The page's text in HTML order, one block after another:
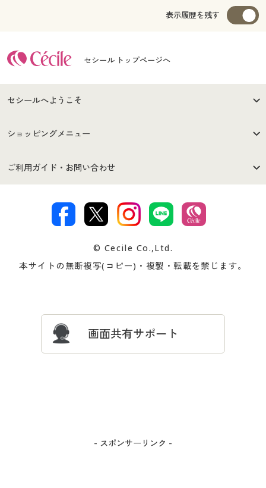
表示履歴を残す
セシール トップページへ
セシールへようこそ
はじめての方へ
セシールご利用規約
著作権・商標について 会社案内
ショッピングメニュー
商品カテゴリ
プレゼント＆キャンペーン サイトマップ
ご利用ガイド・お問い合わせ
交換・返品は お支払は
ついて
忘れの場合
© Cecile Co.,Ltd.
本サイトの無断複写(コピー)・複製・転載を禁じます。
画面共有サポート
- スポンサーリンク -